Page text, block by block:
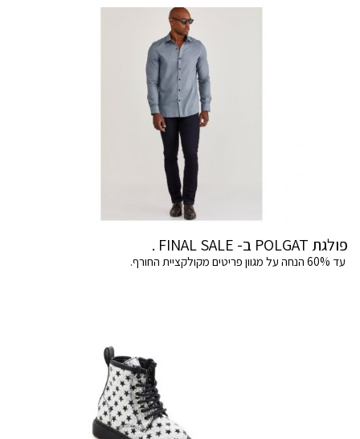
פולגת POLGAT ב- FINAL SALE .
עד 60% הנחה על מגוון פריטים מקולקציית החורף.